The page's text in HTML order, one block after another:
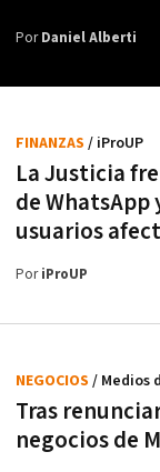
PorDaniel Alberti
La Justicia
de WhatsApp
usuarios
FINANZAS / iProUP
PoriProUP
Tras
negocios de
NEGOCIOS / Medios